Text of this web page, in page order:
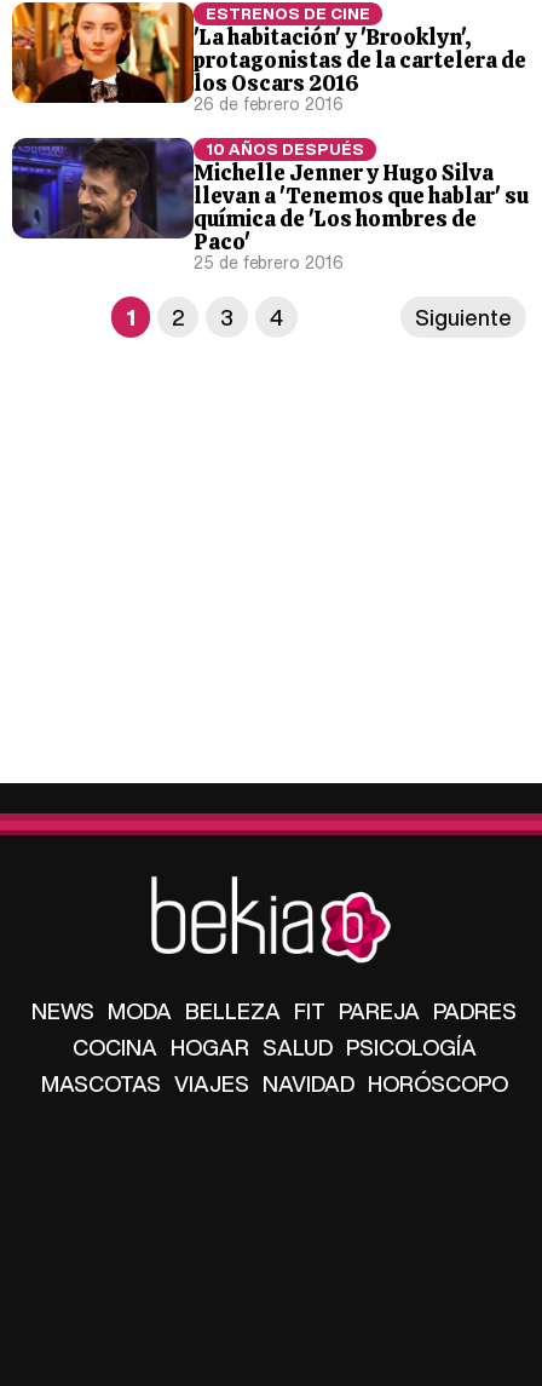
ESTRENOS DE CINE
'La habitación' y 'Brooklyn',
protagonistas de la cartelera de
los Oscars 2016
26 de febrero 2016
10 AÑOS DESPUÉS
Michelle Jenner y Hugo Silva
llevan a 'Tenemos que hablar' su
química de 'Los hombres de
Paco'
25 de febrero 2016
1 2 3 4 Siguiente
NEWS MODA BELLEZA FIT PAREJA PADRES
COCINA HOGAR SALUD PSICOLOGÍA
MASCOTAS VIAJES NAVIDAD HORÓSCOPO